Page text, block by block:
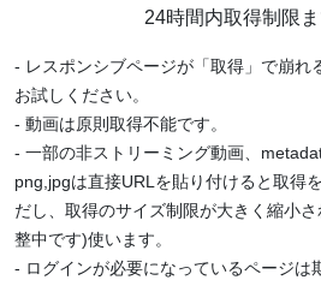
24時間内取得制限
- レスポンシブページが「取得」で崩れ
お試しください。
- 動画は原則取得不能です。
- 一部の非ストリーミング動画、
png,jpgは直接URLを貼り付けると取得
だし、取得のサイズ制限が大きく縮小
整中です)使います。
- ログインが必要になっているページは